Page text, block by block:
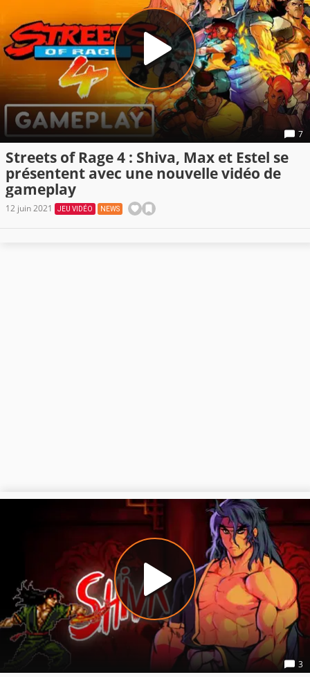
7
Streets of Rage 4 : Shiva, Max et Estel se
présentent avec une nouvelle vidéo de
gameplay
12 juin 2021 JEU VIDÉO NEWS
3